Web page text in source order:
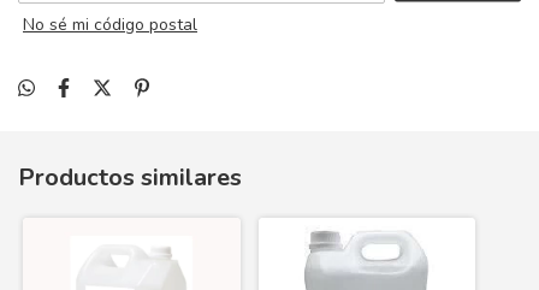
No sé mi código postal
Productos similares